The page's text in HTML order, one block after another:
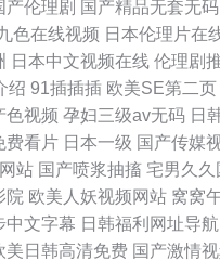
产伦理剧 国产精品无套无码
色在线视频 日本伦理片在
日本中文视频在线 伦理剧
绍 91插插插 欧美SE第二页
色视频 孕妇三级av无码 日
费看片 日本一级 国产传媒
站 国产喷浆抽搐 宅男久久
院 欧美人妖视频网站 窝窝
中文字幕 日韩福利网址导航
美日韩高清免费 国产激情